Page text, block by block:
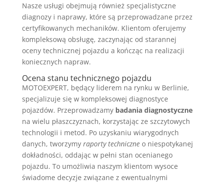
Nasze usługi obejmują również specjalistyczne
diagnozy i naprawy, które są przeprowadzane przez
certyfikowanych mechaników. Klientom oferujemy
kompleksową obsługę, zaczynając od starannej
oceny technicznej pojazdu a kończąc na realizacji
koniecznych napraw.
Ocena stanu technicznego pojazdu
MOTOEXPERT, będący liderem na rynku w Berlinie,
specjalizuje się w kompleksowej diagnostyce
pojazdów. Przeprowadzamy badania diagnostyczne
na wielu płaszczyznach, korzystając ze szczytowych
technologii i metod. Po uzyskaniu wiarygodnych
danych, tworzymy raporty techniczneo niespotykanej
dokładności, oddając w pełni stan ocenianego
pojazdu. To umożliwia naszym klientom wysoce
świadome decyzje związane z ewentualnymi